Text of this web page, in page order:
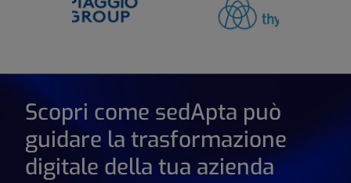
Scopri come sedApta può
guidare la trasformazione
digitale della tua azienda